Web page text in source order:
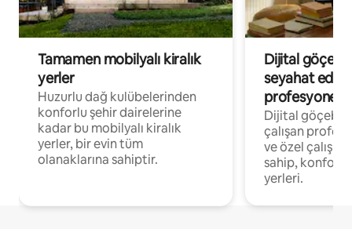
Tamamen mobilyalı kiralık
yerler
Huzurlu dağ kulübelerinden
konforlu şehir dairelerine
kadar bu mobilyalı kiralık
yerler, bir evin tüm
olanaklarına sahiptir.
Dijital
seyahat eden
Dijital
çalışan
ve özel
sahip,
yerleri.